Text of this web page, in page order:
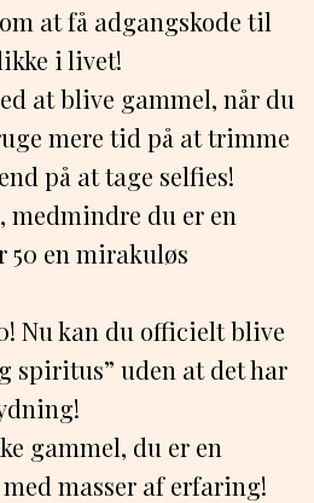
at få adgangskode til
i livet!
at blive gammel, når du
mere tid på at trimme
på at tage selfies!
medmindre du er en
50 en mirakuløs
Nu kan du officielt blive
spiritus” uden at det har
gammel, du er en
masser af erfaring!